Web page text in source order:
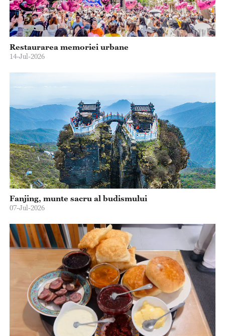
Restaurarea memoriei urbane
14-Jul-2026
Fanjing, munte sacru al budismului
07-Jul-2026